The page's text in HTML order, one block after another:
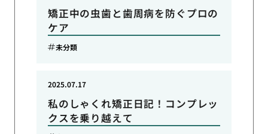
矯正中の虫歯と歯周病を防ぐプロの
ケア
未分類
私のしゃくれ矯正日記！コンプレッ
クスを乗り越えて
2025.07.17